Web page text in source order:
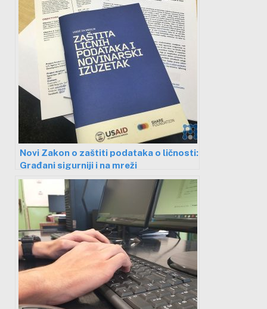
Novi Zakon o zaštiti podataka o ličnosti:
Građani sigurniji i na mreži